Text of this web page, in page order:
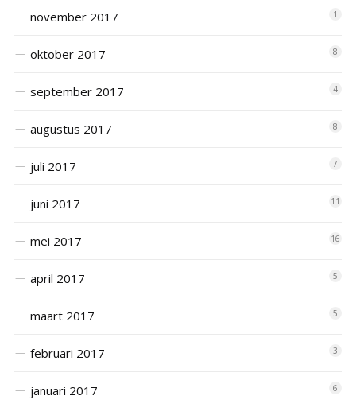
november 2017 1
oktober 2017 8
september 2017 4
augustus 2017 8
juli 2017 7
juni 2017 11
mei 2017 16
april 2017 5
maart 2017 5
februari 2017 3
januari 2017 6